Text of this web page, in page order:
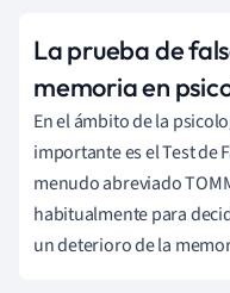
La prueba de
memoria en
En el ámbito de la
importante es el Test de
menudo abreviado
habitualmente para
un deterioro de la